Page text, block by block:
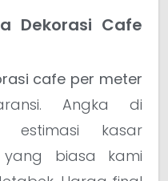
Dekorasi Cafe
cafe per meter
Angka di
kasar
biasa kami